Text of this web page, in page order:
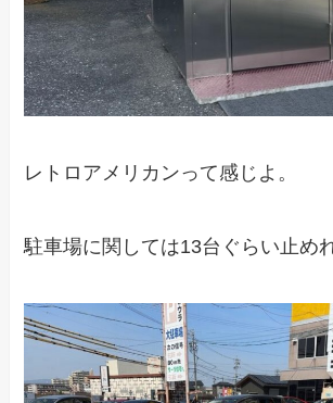
レトロアメリカンって感じよ。
駐車場に関しては13台ぐらい止め